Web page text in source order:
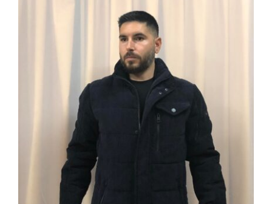
ΜΠΟΥΦΑΝ MΠ-02 ΜΠΟΥΦΑΝ
ΟΛΛΑΝΔΙΚΗΣ ΠΡΟΕΛΕΥΣΗΣ